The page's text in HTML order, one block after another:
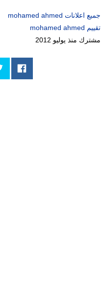
جميع اعلانات mohamed ahmed
تقييم mohamed ahmed
مشترك منذ يوليو 2012